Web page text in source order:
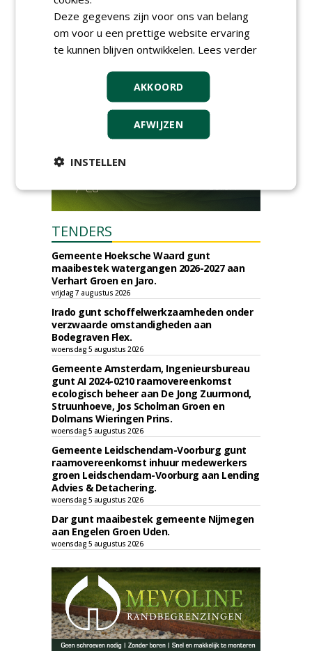
dinsdag 15 september 2026
t/m vrijdag 18 september 2026
TENDERS
Gemeente Hoeksche Waard gunt
maaibestek watergangen 2026-2027 aan
Verhart Groen en Jaro.
vrijdag 7 augustus 2026
Irado gunt schoffelwerkzaamheden onder
verzwaarde omstandigheden aan
Bodegraven Flex.
woensdag 5 augustus 2026
Gemeente Amsterdam, Ingenieursbureau
gunt AI 2024-0210 raamovereenkomst
ecologisch beheer aan De Jong Zuurmond,
Struunhoeve, Jos Scholman Groen en
Dolmans Wieringen Prins.
woensdag 5 augustus 2026
Gemeente Leidschendam-Voorburg gunt
raamovereenkomst inhuur medewerkers
groen Leidschendam-Voorburg aan Lending
Advies & Detachering.
woensdag 5 augustus 2026
Dar gunt maaibestek gemeente Nijmegen
aan Engelen Groen Uden.
woensdag 5 augustus 2026
Deze gegevens zijn voor ons van belang
om voor u een prettige website ervaring
te kunnen blijven ontwikkelen. Lees verder
AKKOORD
AFWIJZEN
INSTELLEN